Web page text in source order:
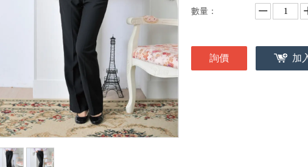
數量：
詢價 加